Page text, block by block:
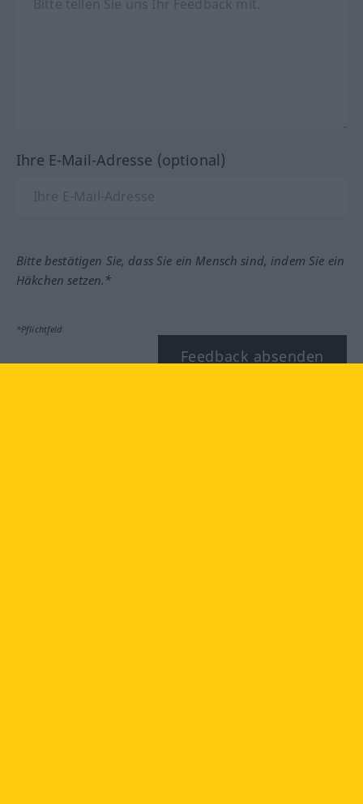
Ihre E-Mail-Adresse (optional)
Bitte bestätigen Sie, dass Sie ein Mensch sind, indem Sie ein
Häkchen setzen.*
*Pflichtfeld
Feedback absenden